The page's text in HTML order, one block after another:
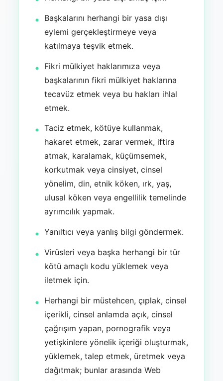
Başkalarını herhangi bir yasa dışı
eylemi gerçekleştirmeye veya
katılmaya teşvik etmek.
Fikri mülkiyet haklarımıza veya
başkalarının fikri mülkiyet haklarına
tecavüz etmek veya bu hakları ihlal
etmek.
Taciz etmek, kötüye kullanmak,
hakaret etmek, zarar vermek, iftira
atmak, karalamak, küçümsemek,
korkutmak veya cinsiyet, cinsel
yönelim, din, etnik köken, ırk, yaş,
ulusal köken veya engellilik temelinde
ayrımcılık yapmak.
Yanıltıcı veya yanlış bilgi göndermek.
Virüsleri veya başka herhangi bir tür
kötü amaçlı kodu yüklemek veya
iletmek için.
Herhangi bir müstehcen, çıplak, cinsel
içerikli, cinsel anlamda açık, cinsel
çağrışım yapan, pornografik veya
yetişkinlere yönelik içeriği oluşturmak,
yüklemek, talep etmek, üretmek veya
dağıtmak; bunlar arasında Web